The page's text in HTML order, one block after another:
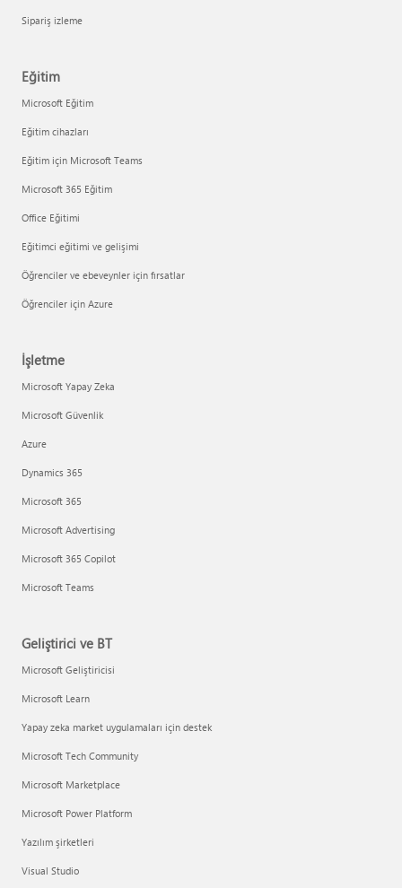
Sipariş izleme
Eğitim
Microsoft Eğitim
Eğitim cihazları
Eğitim için Microsoft Teams
Microsoft 365 Eğitim
Office Eğitimi
Eğitimci eğitimi ve gelişimi
Öğrenciler ve ebeveynler için fırsatlar
Öğrenciler için Azure
İşletme
Microsoft Yapay Zeka
Microsoft Güvenlik
Azure
Dynamics 365
Microsoft 365
Microsoft Advertising
Microsoft 365 Copilot
Microsoft Teams
Geliştirici ve BT
Microsoft Geliştiricisi
Microsoft Learn
Yapay zeka market uygulamaları için destek
Microsoft Tech Community
Microsoft Marketplace
Microsoft Power Platform
Yazılım şirketleri
Visual Studio